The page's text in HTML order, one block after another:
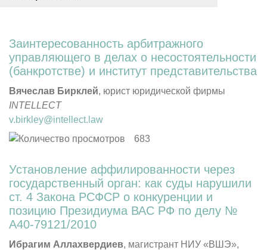
Заинтересованность арбитражного
управляющего в делах о несостоятельности
(банкротстве) и институт представительства
Вячеслав Бирклей, юрист юридической фирмы
INTELLECT
v.birkley@intellect.law
683
Установление аффилированности через
государственный орган: как суды нарушили
ст. 4 Закона РСФСР о конкуренции и
позицию Президиума ВАС РФ по делу №
А40-79121/2010
Ибрагим Аллахвердиев, магистрант НИУ «ВШЭ»,